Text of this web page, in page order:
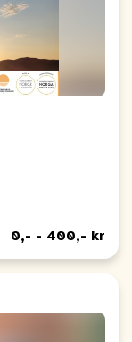
0,- - 400,- kr